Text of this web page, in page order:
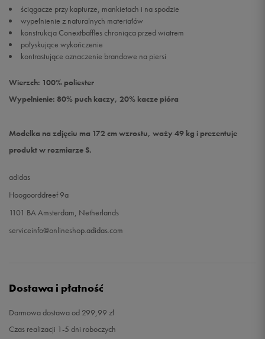
ściągacze przy kapturze, mankietach i na spodzie
wypełnienie z naturalnych materiałów
konstrukcja Conextbaffles chroniąca przed wiatrem
połyskujące wykończenie
kontrastujące oznaczenie brandowe na piersi
Wierzch: 100% poliester
Wypełnienie: 80% puch kaczy, 20% kacze pióra
Modelka na zdjęciu ma 172 cm wzrostu, waży 49 kg i prezentuje
produkt w rozmiarze S.
adidas
Hoogoorddreef 9a
1101 BA Amsterdam, Netherlands
serviceinfo@onlineshop.adidas.com
Dostawa i płatność
Darmowa dostawa od 299,99 zł
Czas realizacji 1-5 dni roboczych